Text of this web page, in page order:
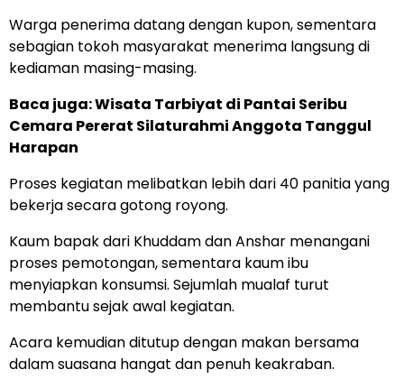
Warga penerima datang dengan kupon, sementara
sebagian tokoh masyarakat menerima langsung di
kediaman masing-masing.
Baca juga: Wisata Tarbiyat di Pantai Seribu
Cemara Pererat Silaturahmi Anggota Tanggul
Harapan
Proses kegiatan melibatkan lebih dari 40 panitia yang
bekerja secara gotong royong.
Kaum bapak dari Khuddam dan Anshar menangani
proses pemotongan, sementara kaum ibu
menyiapkan konsumsi. Sejumlah mualaf turut
membantu sejak awal kegiatan.
Acara kemudian ditutup dengan makan bersama
dalam suasana hangat dan penuh keakraban.